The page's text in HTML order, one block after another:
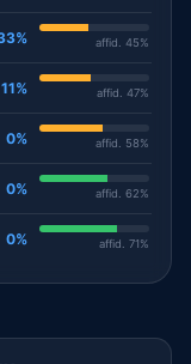
affid. 45%
affid. 47%
0% affid. 58%
0% affid. 62%
0% affid. 71%